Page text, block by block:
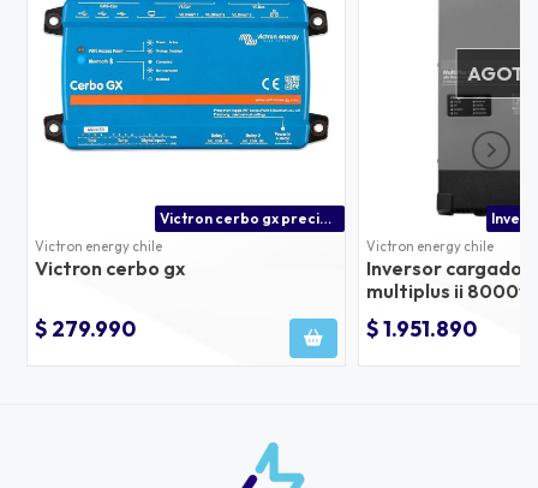
Victron cerbo gx precio chile
Victron energy chile
Victron cerbo gx
$ 279.990
Victron energy chile
Inversor cargador
multiplus ii
50hz carga 100a,
100a
$ 1.951.890